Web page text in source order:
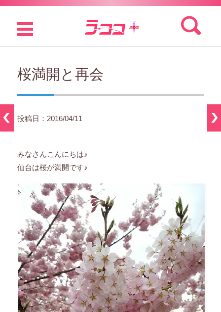
検索:
コンテンツに移動
桜満開と再会
投稿日：2016/04/11
みなさんこんにちは♪
仙台は桜が満開です♪